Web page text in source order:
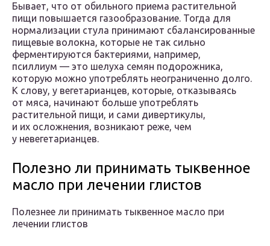
Бывает, что от обильного приема растительной
пищи повышается газообразование. Тогда для
нормализации стула принимают сбалансированные
пищевые волокна, которые не так сильно
ферментируются бактериями, например,
псиллиум — это шелуха семян подорожника,
которую можно употреблять неограниченно долго.
К слову, у вегетарианцев, которые, отказываясь
от мяса, начинают больше употреблять
растительной пищи, и сами дивертикулы,
и их осложнения, возникают реже, чем
у невегетарианцев.
Полезно ли принимать тыквенное
масло при лечении глистов
Полезнее ли принимать тыквенное масло при
лечении глистов